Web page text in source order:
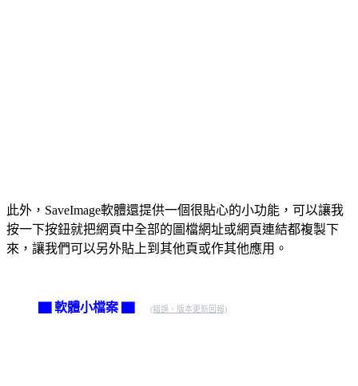
此外，SaveImage軟體還提供一個很貼心的小功能，可以讓我
按一下按鈕就把網頁中全部的圖檔網址或網頁連結都複製下
來，讓我們可以另外貼上到其他頁或作其他應用。
▇ 軟體小檔案 ▇ (錯誤、版本更新回報)